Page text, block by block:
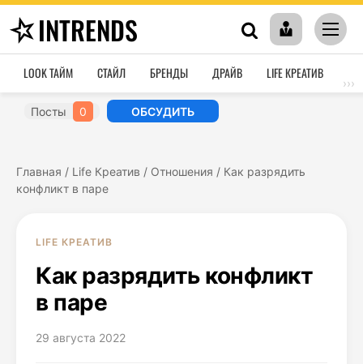
INTRENDS
LOOK ТАЙМ СТАЙЛ БРЕНДЫ ДРАЙВ LIFE КРЕАТИВ
›››
Посты 0 ОБСУДИТЬ
Главная / Life Креатив / Отношения / Как разрядить
конфликт в паре
LIFE КРЕАТИВ
Как разрядить конфликт
в паре
29 августа 2022